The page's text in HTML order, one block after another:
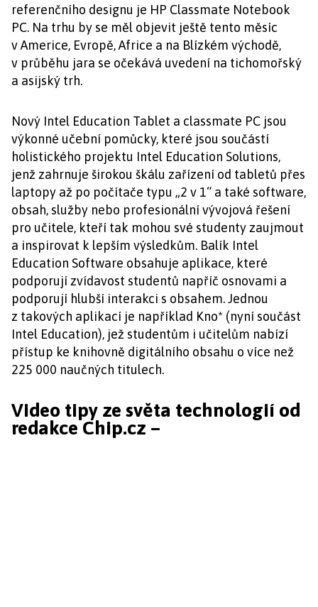
referenčního designu je HP Classmate Notebook
PC. Na trhu by se měl objevit ještě tento měsíc
v Americe, Evropě, Africe a na Blízkém východě,
v průběhu jara se očekává uvedení na tichomořský
a asijský trh.
Nový Intel Education Tablet a classmate PC jsou
výkonné učební pomůcky, které jsou součástí
holistického projektu Intel Education Solutions,
jenž zahrnuje širokou škálu zařízení od tabletů přes
laptopy až po počítače typu „2 v 1“ a také software,
obsah, služby nebo profesionální vývojová řešení
pro učitele, kteří tak mohou své studenty zaujmout
a inspirovat k lepším výsledkům. Balík Intel
Education Software obsahuje aplikace, které
podporují zvídavost studentů napříč osnovami a
podporují hlubší interakci s obsahem. Jednou
z takových aplikací je například Kno* (nyní součást
Intel Education), jež studentům i učitelům nabízí
přístup ke knihovně digitálního obsahu o více než
225 000 naučných titulech.
Video tipy ze světa technologií od
redakce Chip.cz –